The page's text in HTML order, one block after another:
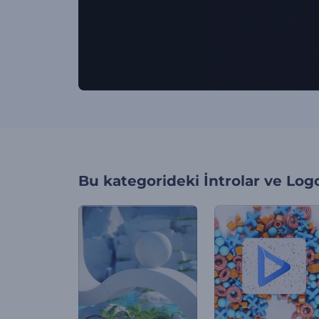
Bu kategorideki İntrolar ve